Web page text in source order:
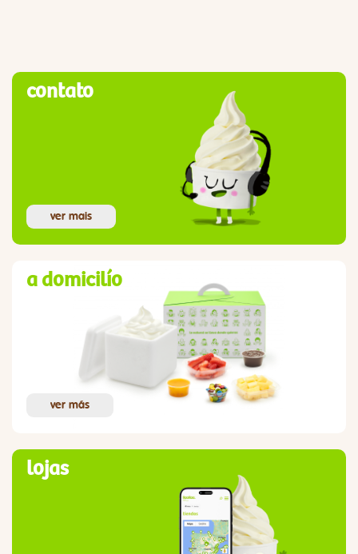
contato
ver mais
a domicilío
ver más
lojas